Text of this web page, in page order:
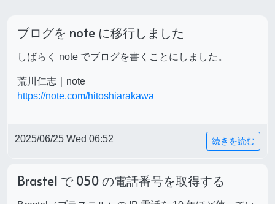
ブログを note に移行しました
しばらく note でブログを書くことにしました。
荒川仁志｜note
https://note.com/hitoshiarakawa
2025/06/25 Wed 06:52 続きを読む
Brastel で 050 の電話番号を取得する